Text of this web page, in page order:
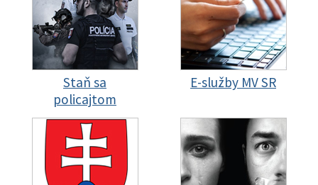
Staň sa
policajtom
E-služby MV SR